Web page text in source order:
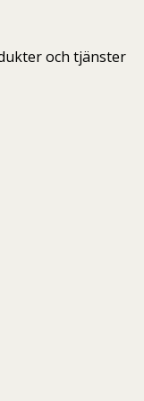
och tjänster